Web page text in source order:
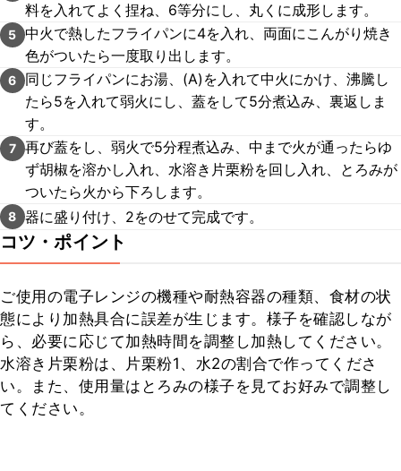
料を入れてよく捏ね、6等分にし、丸くに成形します。
5 中火で熱したフライパンに4を入れ、両面にこんがり焼き
色がついたら一度取り出します。
6
同じフライパンにお湯、(A)を入れて中火にかけ、沸騰し
たら5を入れて弱火にし、蓋をして5分煮込み、裏返しま
す。
7 再び蓋をし、弱火で5分程煮込み、中まで火が通ったらゆ
ず胡椒を溶かし入れ、水溶き片栗粉を回し入れ、とろみが
ついたら火から下ろします。
8 器に盛り付け、2をのせて完成です。
コツ・ポイント
ご使用の電子レンジの機種や耐熱容器の種類、食材の状
態により加熱具合に誤差が生じます。様子を確認しなが
ら、必要に応じて加熱時間を調整し加熱してください。
水溶き片栗粉は、片栗粉1、水2の割合で作ってくださ
い。また、使用量はとろみの様子を見てお好みで調整し
てください。